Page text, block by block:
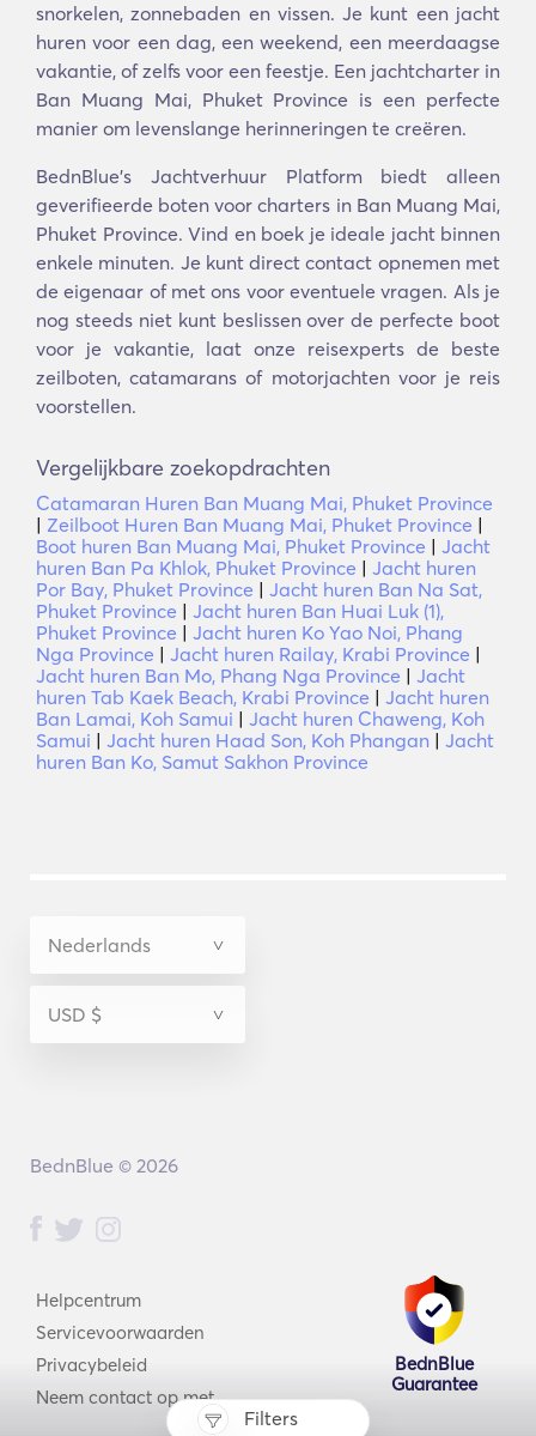
Filters
snorkelen, zonnebaden en vissen. Je kunt een jacht
huren voor een dag, een weekend, een meerdaagse
vakantie, of zelfs voor een feestje. Een jachtcharter in
Ban Muang Mai, Phuket Province is een perfecte
manier om levenslange herinneringen te creëren.
BednBlue's Jachtverhuur Platform biedt alleen
geverifieerde boten voor charters in Ban Muang Mai,
Phuket Province. Vind en boek je ideale jacht binnen
enkele minuten. Je kunt direct contact opnemen met
de eigenaar of met ons voor eventuele vragen. Als je
nog steeds niet kunt beslissen over de perfecte boot
voor je vakantie, laat onze reisexperts de beste
zeilboten, catamarans of motorjachten voor je reis
voorstellen.
Vergelijkbare zoekopdrachten
Catamaran Huren Ban Muang Mai, Phuket Province
| Zeilboot Huren Ban Muang Mai, Phuket Province |
Boot huren Ban Muang Mai, Phuket Province | Jacht
huren Ban Pa Khlok, Phuket Province | Jacht huren
Por Bay, Phuket Province | Jacht huren Ban Na Sat,
Phuket Province | Jacht huren Ban Huai Luk (1),
Phuket Province | Jacht huren Ko Yao Noi, Phang
Nga Province | Jacht huren Railay, Krabi Province |
Jacht huren Ban Mo, Phang Nga Province | Jacht
huren Tab Kaek Beach, Krabi Province | Jacht huren
Ban Lamai, Koh Samui | Jacht huren Chaweng, Koh
Samui | Jacht huren Haad Son, Koh Phangan | Jacht
huren Ban Ko, Samut Sakhon Province
Helpcentrum
Servicevoorwaarden
Privacybeleid
Neem contact op met
BednBlue
Guarantee
BednBlue © 2026